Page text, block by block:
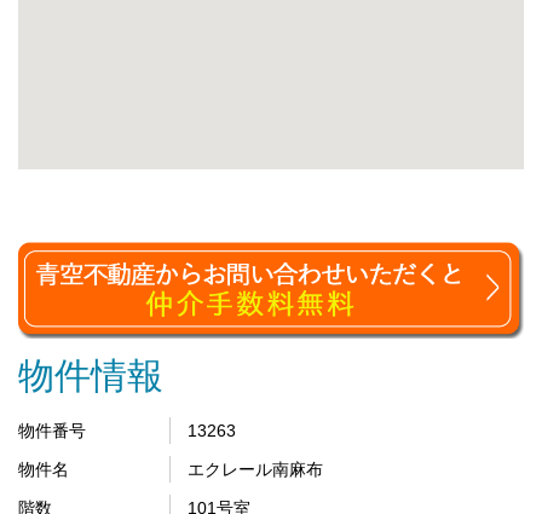
物件情報
物件番号
13263
物件名
エクレール南麻布
階数
101号室